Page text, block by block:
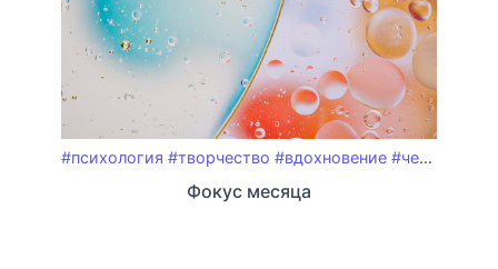
#психология #творчество #вдохновение #челлендж
Фокус месяца